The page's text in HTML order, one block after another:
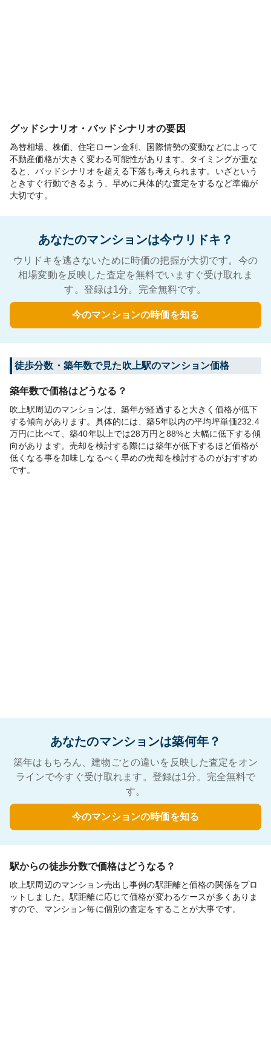
グッドシナリオ・バッドシナリオの要因
為替相場、株価、住宅ローン金利、国際情勢の変動などによって
不動産価格が大きく変わる可能性があります。タイミングが重な
ると、バッドシナリオを超える下落も考えられます。いざという
ときすぐ行動できるよう、早めに具体的な査定をするなど準備が
大切です。
あなたのマンションは今ウリドキ？
ウリドキを逃さないために時価の把握が大切です。今の
相場変動を反映した査定を無料でいますぐ受け取れま
す。登録は1分。完全無料です。
今のマンションの時価を知る
徒歩分数・築年数で見た吹上駅のマンション価格
築年数で価格はどうなる？
吹上駅周辺のマンションは、築年が経過すると大きく価格が低下
する傾向があります。具体的には、築5年以内の平均坪単価232.4
万円に比べて、築40年以上では28万円と88%と大幅に低下する傾
向があります。売却を検討する際には築年が低下するほど価格が
低くなる事を加味しなるべく早めの売却を検討するのがおすすめ
です。
あなたのマンションは築何年？
築年はもちろん、建物ごとの違いを反映した査定をオン
ラインで今すぐ受け取れます。登録は1分。完全無料で
す。
今のマンションの時価を知る
駅からの徒歩分数で価格はどうなる？
吹上駅周辺のマンション売出し事例の駅距離と価格の関係をプロ
ットしました。駅距離に応じて価格が変わるケースが多くありま
すので、マンション毎に個別の査定をすることが大事です。